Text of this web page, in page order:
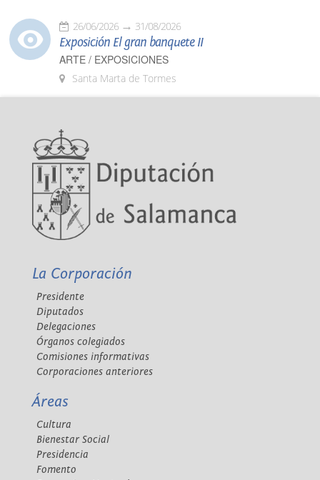
26/06/2026 31/08/2026
Exposición El gran banquete II
ARTE / EXPOSICIONES
Santa Marta de Tormes
La Corporación
Presidente
Diputados
Delegaciones
Órganos colegiados
Comisiones informativas
Corporaciones anteriores
Áreas
Cultura
Bienestar Social
Presidencia
Fomento